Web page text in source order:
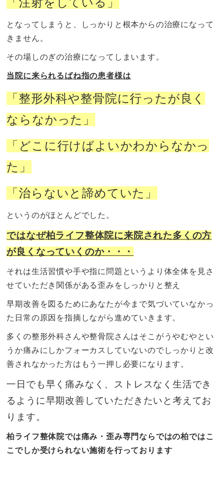
となってしまうと、しっかりと根本からの治療になって
きません。
その場しのぎの治療になってしまいます。
当院に来られるばね指の患者様は
「整形外科や整骨院に行ったが良く
ならなかった」
「どこに行けばよいかわからなかっ
た」
「治らないと諦めていた」
というのがほとんどでした。
ではなぜ柏ライフ整体院に来院された多くの方
が良くなっていくのか・・・
それは生活習慣や手や指に問題というより体全体を見さ
せていただき関係がある歪みをしっかりと整え
早期改善を図るためにあなたが今まで気づいていなかっ
た日常の原因を指摘しながら進めていきます。
多くの整形外科さんや整骨院さんはそこがうやむやとい
うか痛みにしかフォーカスしていないのでしっかりと改
善されなかった方はもう一押し必要になります。
一日でも早く痛みなく、ストレスなく生活でき
るように早期改善していただきたいと考えてお
ります。
柏ライフ整体院では痛み・歪み専門ならではの柏ではこ
こでしか受けられない施術を行っております